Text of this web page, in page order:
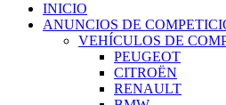
INICIO
ANUNCIOS DE
VEHÍCULOS DE
PEUGEOT
CITROËN
RENAULT